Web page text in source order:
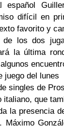
español
difícil en
favorito y
de los dos
la última
juego del lunes
singles de
italiano, que
la presencia
Máximo